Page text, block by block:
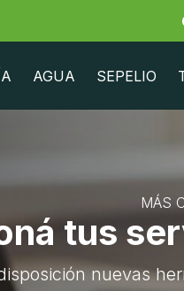
AGUA SEPELIO
MÁS
tus
nuevas